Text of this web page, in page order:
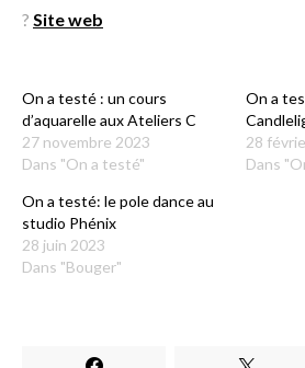
? Site web
On a testé : un cours
d’aquarelle aux Ateliers C
27 novembre 2023
Dans "On a testé"
On a
28
Dans
On a testé: le pole dance au
studio Phénix
28 juin 2023
Dans "Bouger"